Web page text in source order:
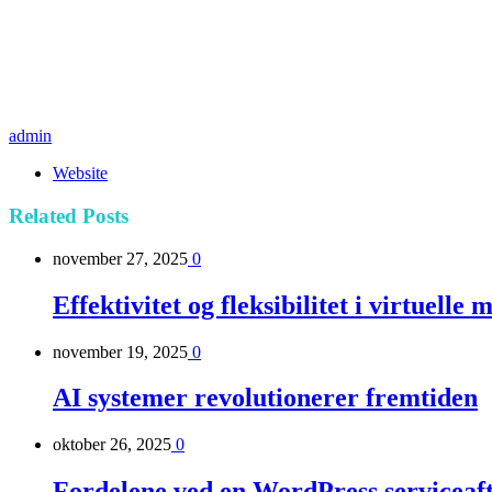
admin
Website
Related Posts
november 27, 2025 0
Effektivitet og fleksibilitet i virtuelle
november 19, 2025 0
AI systemer revolutionerer fremtiden
oktober 26, 2025 0